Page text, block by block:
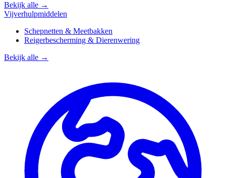
Bekijk alle →
Vijverhulpmiddelen
Schepnetten & Meetbakken
Reigerbescherming & Dierenwering
Bekijk alle →